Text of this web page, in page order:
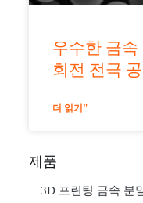
우수한 금
회전 전극
더 읽기"
제품
3D 프린팅 금속 분